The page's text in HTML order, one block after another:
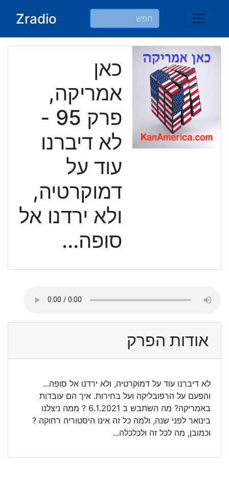
Zradio
כאן
אמריקה,
פרק 95 -
לא דיברנו
עוד על
דמוקרטיה,
ולא ירדנו אל
סופה...
אודות הפרק
לא דיברנו עוד על דמוקרטיה, ולא ירדנו אל סופה...
והפעם על הרפובליקה ועל בחירות. איך הם עובדות
באמריקה? מה השתבש ב 6.1.2021 ? ממה ניצלנו
בינואר לפני שנה, ולמה כל זה אינו היסטוריה רחוקה ?
וכמובן, מה לכל זה ולכלכלה...